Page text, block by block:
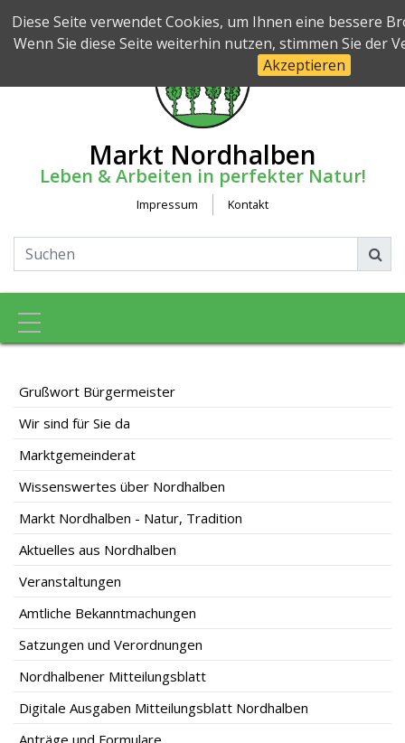
Diese Seite verwendet Cookies, um Ihnen eine bessere
Wenn Sie diese Seite weiterhin nutzen, stimmen Sie der
Akzeptieren
Markt Nordhalben
Leben & Arbeiten in perfekter Natur!
Impressum Kontakt
Toggle navigation
Grußwort Bürgermeister
Wir sind für Sie da
Marktgemeinderat
Wissenswertes über Nordhalben
Markt Nordhalben - Natur, Tradition
Aktuelles aus Nordhalben
Veranstaltungen
Amtliche Bekanntmachungen
Satzungen und Verordnungen
Nordhalbener Mitteilungsblatt
Digitale Ausgaben Mitteilungsblatt Nordhalben
Anträge und Formulare